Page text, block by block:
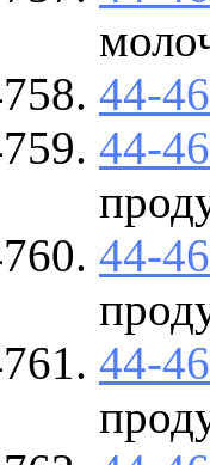
44-
44-
44-
44-